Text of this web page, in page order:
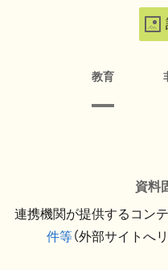
教育
資料
連携機関が提供するコンテ
件等（外部サイトへ